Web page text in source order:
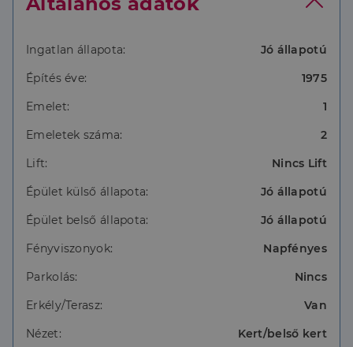
benapozott otthon
Állapot: jó állapotú, rendezett társasház parkosított
lakóközösséggel
Környezet: nyugodt, családbarát hangulat, sok zöld,
játszóterek a közelben
Közvetlen közelben minden megtalálható, ami a
(önkormányzati és nemzetközi), bevásárlási
Ez a lakás ideális választás lehet családoknak, akik
tágas, világos otthont keresnek zöld környezetben,
mégis közel a város lüktetéséhez.
Ingatlan állapota:
Jó állapotú
Építés éve:
1975
Emelet:
1
Emeletek száma:
2
Lift:
Nincs Lift
Épület külső állapota:
Jó állapotú
Épület belső állapota:
Jó állapotú
Fényviszonyok:
Napfényes
Parkolás:
Nincs
Erkély/Terasz:
Van
Nézet:
Kert/belső kert